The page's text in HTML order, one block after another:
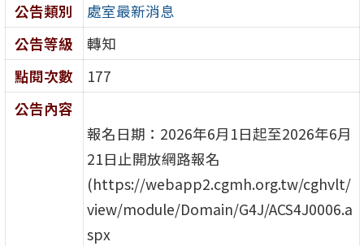
公告類別
處室最新消息
公告等級
轉知
點閱次數
177
公告內容
報名日期：2026年6月1日起至2026年6月
21日止開放網路報名
(https://webapp2.cgmh.org.tw/cghvlt/
view/module/Domain/G4J/ACS4J0006.a
spx